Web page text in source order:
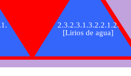
2.3.2.3.1.3.2.2.1.2.
[Lirios de agua]